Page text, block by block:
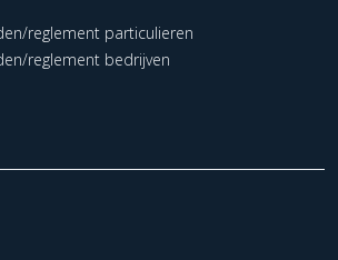
reglement particulieren
reglement bedrijven